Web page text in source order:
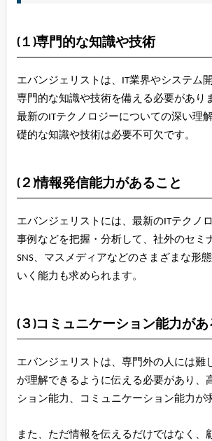
(１)専門的な知識や技術
エバンジェリストは、IT業界やシステム
専門的な知識や技術を備える必要があり
最新のITテクノロジーについての深い理
礎的な知識や技術は必要不可欠です。
(２)情報発信能力があること
エバンジェリストには、最新のITテクノ
事例などを把握・分析して、社外のセミ
SNS、マスメディアなどのさまざまな形
いく能力も求められます。
(３)コミュニケーション能力があ
エバンジェリストは、専門外の人には難
が理解できるように伝える必要があり、
ション能力、コミュニケーション能力が
また、ただ情報を伝えるだけではなく、